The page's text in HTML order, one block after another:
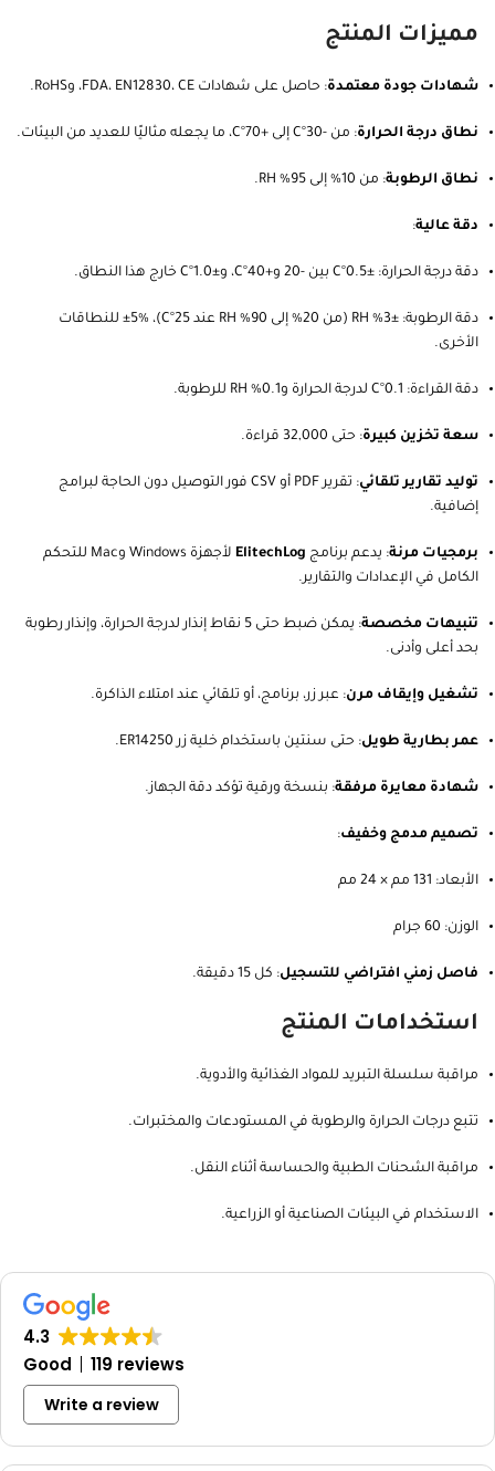
مميزات المنتج
شهادات جودة معتمدة: حاصل على شهادات FDA، EN12830، CE، وRoHS.
نطاق درجة الحرارة: من -30°C إلى +70°C، ما يجعله مثاليًا للعديد من البيئات.
نطاق الرطوبة: من 10% إلى 95% RH.
دقة عالية:
دقة درجة الحرارة: ±0.5°C بين -20 و+40°C، و±1.0°C خارج هذا النطاق.
دقة الرطوبة: ±3% RH (من 20% إلى 90% RH عند 25°C)، ±5% للنطاقات
الأخرى.
دقة القراءة: 0.1°C لدرجة الحرارة و0.1% RH للرطوبة.
سعة تخزين كبيرة: حتى 32,000 قراءة.
توليد تقارير تلقائي
: تقرير PDF أو CSV فور التوصيل دون الحاجة لبرامج
إضافية.
برمجيات مرنة: يدعم برنامج ElitechLog
لأجهزة Windows وMac للتحكم
الكامل في الإعدادات والتقارير.
تنبيهات مخصصة
: يمكن ضبط حتى 5 نقاط إنذار لدرجة الحرارة، وإنذار رطوبة
بحد أعلى وأدنى.
تشغيل وإيقاف مرن: عبر زر، برنامج، أو تلقائي عند امتلاء الذاكرة.
عمر بطارية طويل: حتى سنتين باستخدام خلية زر ER14250.
شهادة معايرة مرفقة: بنسخة ورقية تؤكد دقة الجهاز.
تصميم مدمج وخفيف:
الأبعاد: 131 مم × 24 مم
الوزن: 60 جرام
فاصل زمني افتراضي للتسجيل: كل 15 دقيقة.
استخدامات المنتج
مراقبة سلسلة التبريد للمواد الغذائية والأدوية.
تتبع درجات الحرارة والرطوبة في المستودعات والمختبرات.
مراقبة الشحنات الطبية والحساسة أثناء النقل.
الاستخدام في البيئات الصناعية أو الزراعية.
4.3
Good
119 reviews
Write a review